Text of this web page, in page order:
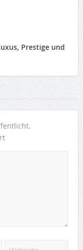
Prestige und